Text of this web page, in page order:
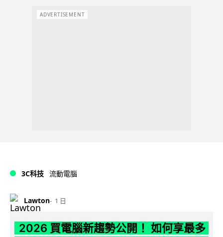
ADVERTISEMENT
3C科技 流動電腦
Lawton 1 日
2026 買電腦新趨勢公開！ 如何享最多